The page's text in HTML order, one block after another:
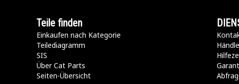
Teile finden
Einkaufen nach Kategorie
Teilediagramm
SIS
Über Cat Parts
Seiten-Übersicht